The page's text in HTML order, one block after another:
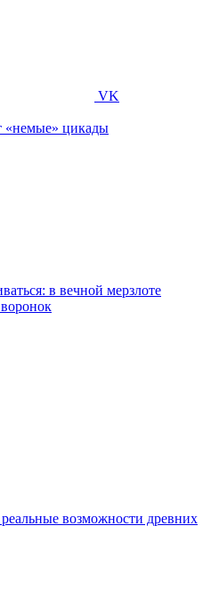
VK
«немые» цикады
в вечной мерзлоте
возможности древних